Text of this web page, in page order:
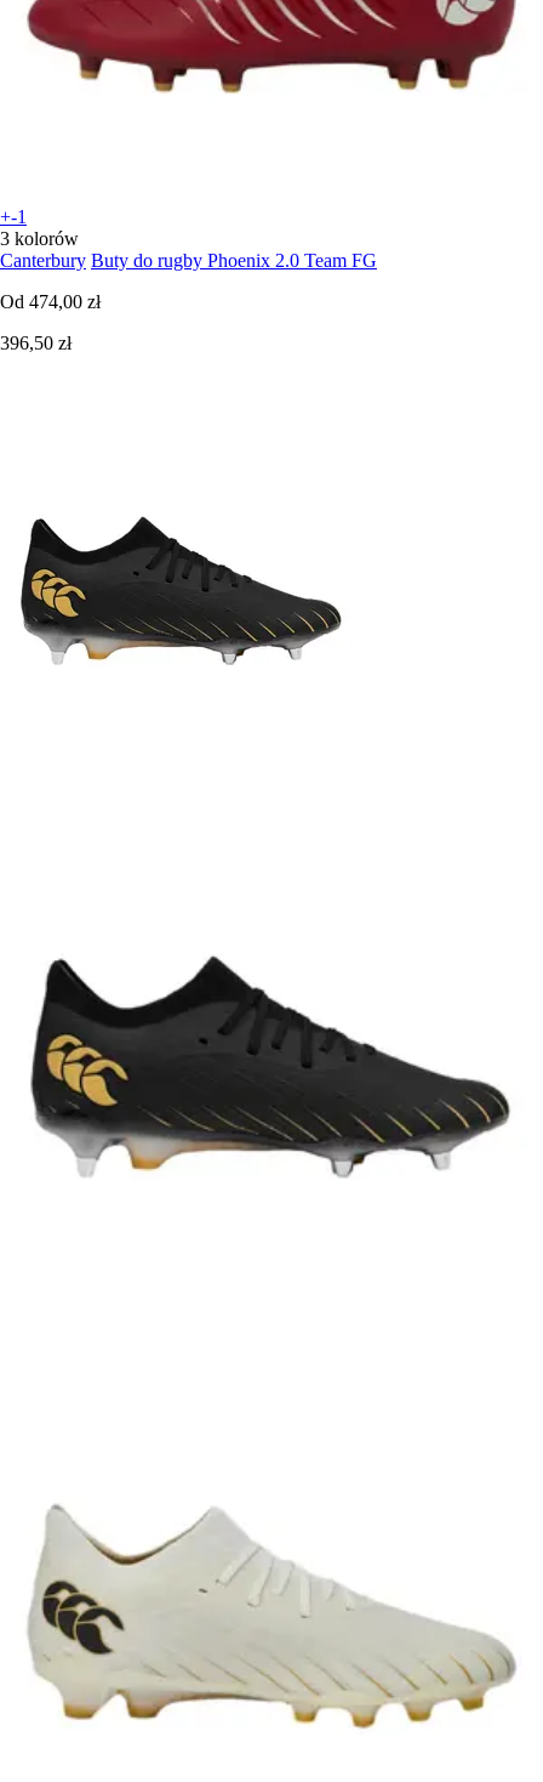
+-1
3 kolorów
Canterbury Buty do rugby Phoenix 2.0 Team FG
Od 474,00 zł
396,50 zł